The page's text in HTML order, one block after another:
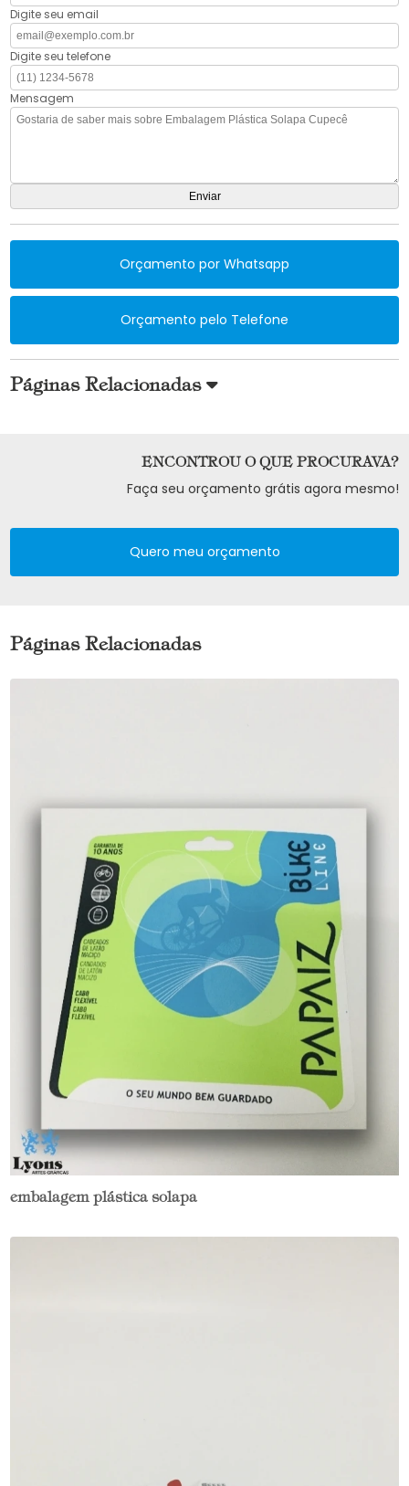
Digite seu email
Digite seu telefone
Mensagem
Orçamento por Whatsapp
Orçamento pelo Telefone
Páginas Relacionadas
ENCONTROU O QUE PROCURAVA?
Faça seu orçamento grátis agora mesmo!
Quero meu orçamento
Páginas Relacionadas
embalagem plástica solapa